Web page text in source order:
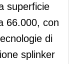
superficie
66.000, con
di
splinker